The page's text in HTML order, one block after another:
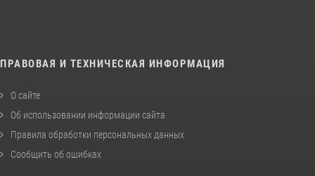
ПРАВОВАЯ И ТЕХНИЧЕСКАЯ ИНФОРМАЦИЯ
О сайте
Об использовании информации сайта
Правила обработки персональных данных
Сообщить об ошибках